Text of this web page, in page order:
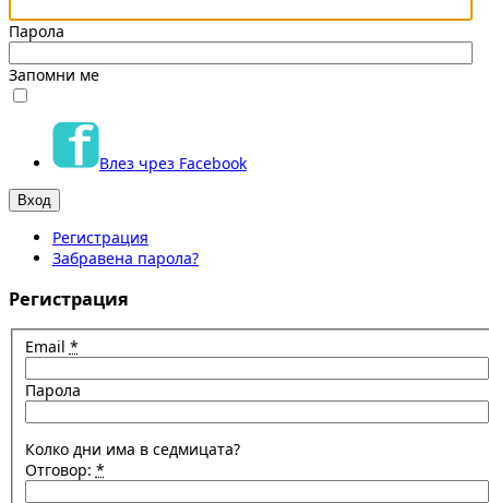
Парола
Запомни ме
Влез чрез Facebook
Регистрация
Забравена парола?
Регистрация
Email *
Парола
Колко дни има в седмицата?
Отговор: *